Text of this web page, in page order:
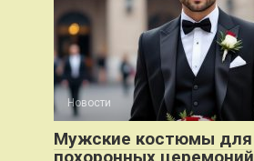
Новости
Мужские костюмы для
похоронных церемоний